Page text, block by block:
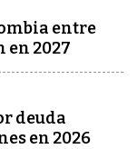
entre
en 2027
deuda
en 2026